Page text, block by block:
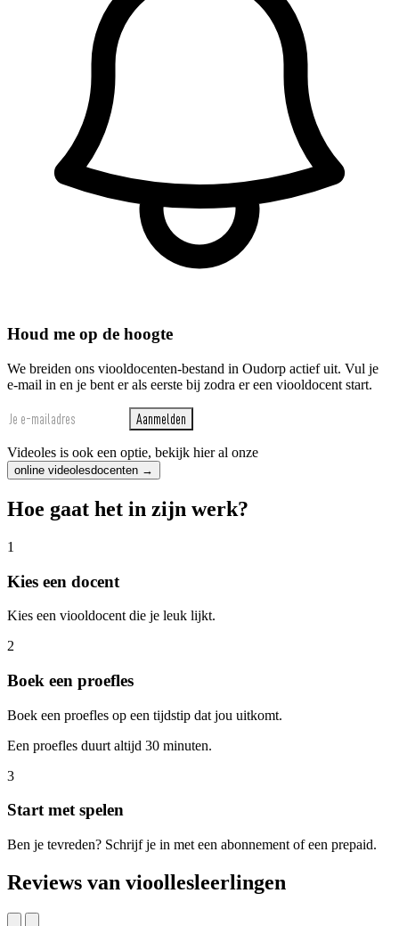
Houd me op de hoogte
We breiden ons viooldocenten-bestand in Oudorp actief uit. Vul je
e-mail in en je bent er als eerste bij zodra er een viooldocent start.
Aanmelden
Videoles is ook een optie, bekijk hier al onze
online videolesdocenten →
Hoe gaat het in zijn werk?
1
Kies een docent
Kies een viooldocent die je leuk lijkt.
2
Boek een proefles
Boek een proefles op een tijdstip dat jou uitkomt.
Een proefles duurt altijd 30 minuten.
3
Start met spelen
Ben je tevreden? Schrijf je in met een abonnement of een prepaid.
Reviews van vioollesleerlingen